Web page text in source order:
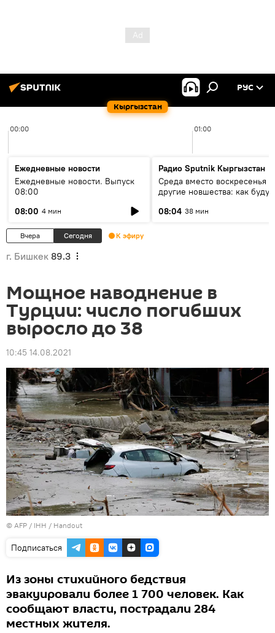
Кыргызстан
РУС
00:00 01:00
Ежедневные новости
Ежедневные новости. Выпуск
08:00
08:00 4 мин
Радио Sputnik Кыргызстан
Среда вместо воскресенья и
другие новшества: как будут
08:04 38 мин
Вчера Сегодня К эфиру
г. Бишкек 89.3
Мощное наводнение в
Турции: число погибших
выросло до 38
10:45 14.08.2021
© AFP / IHH / Handout
Подписаться
Из зоны стихийного бедствия
эвакуировали более 1 700 человек. Как
сообщают власти, пострадали 284
местных жителя.